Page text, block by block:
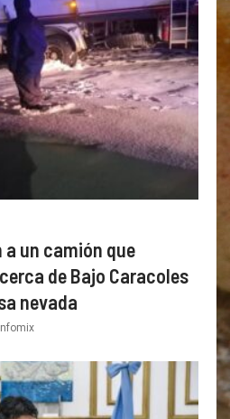
un camión que
de Bajo Caracoles
nevada
Infomix